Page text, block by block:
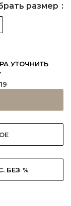
размер
УТОЧНИТЬ
БЕЗ %